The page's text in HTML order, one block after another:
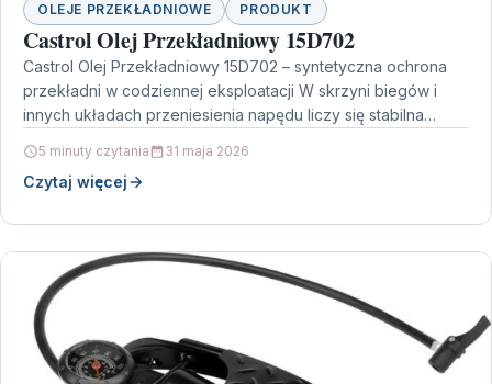
OLEJE PRZEKŁADNIOWE PRODUKT
Castrol Olej Przekładniowy 15D702
Castrol Olej Przekładniowy 15D702 – syntetyczna ochrona
przekładni w codziennej eksploatacji W skrzyni biegów i
innych układach przeniesienia napędu liczy się stabilna
5 minuty czytania 31 maja 2026
Czytaj więcej